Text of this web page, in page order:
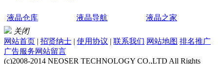
液晶仓库 液晶导航
液晶之家
关闭
网站首页 | 招贤纳士 | 使用协议 | 联系我们 网站地图 排名推广
广告服务网站留言
(c)2008-2014 NEOSER TECHNOLOGY CO.,LTD All Rights